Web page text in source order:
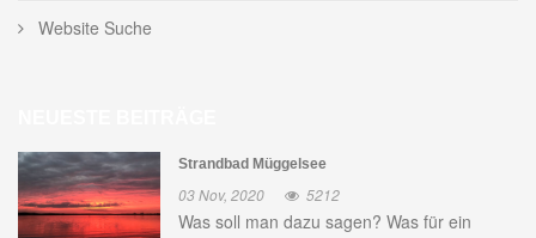
Website Suche
Strandbad Müggelsee
03 Nov, 2020 5212
Was soll man dazu sagen? Was für ein